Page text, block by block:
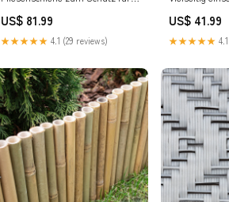
Grösse auswählen:11 mm
US$ 81.99
★★★★★ 4.1 (29 reviews)
US$ 41.99
★★★★★